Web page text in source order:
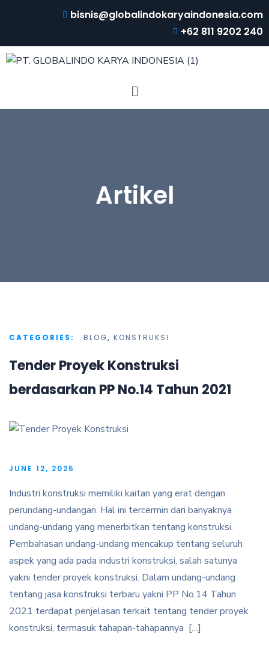
bisnis@globalindokaryaindonesia.com
+62 811 9202 240
Artikel
CATEGORIES: BLOG, KONSTRUKSI
Tender Proyek Konstruksi
berdasarkan PP No.14 Tahun 2021
JUNE 12, 2025
Industri konstruksi memiliki kaitan yang erat dengan
perundang-undangan. Hal ini tercermin dari banyaknya
undang-undang yang menerbitkan tentang konstruksi.
Pembahasan undang-undang mencakup tentang seluruh
aspek yang ada pada industri konstruksi, salah satunya
yakni tender proyek konstruksi. Dalam undang-undang
tentang jasa konstruksi terbaru yakni PP No.14 Tahun
2021 terdapat penjelasan terkait tentang tender proyek
konstruksi, termasuk tahapan-tahapannya […]